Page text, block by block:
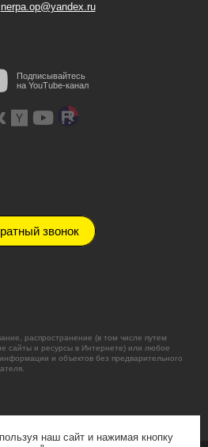
nerpa.op@yandex.ru
Подписывайтесь
на YouTube-канал
звонок
распространение (в том числе путем
сайты и ресурсы в Интернете) или любое
и объектов без предварительного
наш сайт и нажимая кнопку